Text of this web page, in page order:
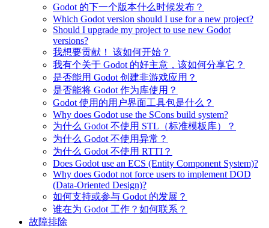
Godot 的下一个版本什么时候发布？
Which Godot version should I use for a new project?
Should I upgrade my project to use new Godot
versions?
我想要贡献！ 该如何开始？
我有个关于 Godot 的好主意，该如何分享它？
是否能用 Godot 创建非游戏应用？
是否能将 Godot 作为库使用？
Godot 使用的用户界面工具包是什么？
Why does Godot use the SCons build system?
为什么 Godot 不使用 STL（标准模板库）？
为什么 Godot 不使用异常？
为什么 Godot 不使用 RTTI？
Does Godot use an ECS (Entity Component System)?
Why does Godot not force users to implement DOD
(Data-Oriented Design)?
如何支持或参与 Godot 的发展？
谁在为 Godot 工作？如何联系？
故障排除